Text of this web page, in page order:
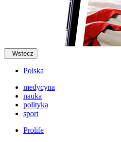
Wstecz
Polska
medycyna
nauka
polityka
sport
Prolife